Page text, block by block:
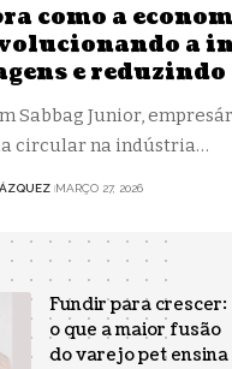
como a
a
e
Sabbag Junior,
circular na indústria…
MARÇO 27, 2026
Fundir para crescer:
o que a maior fusão
do varejo pet ensina